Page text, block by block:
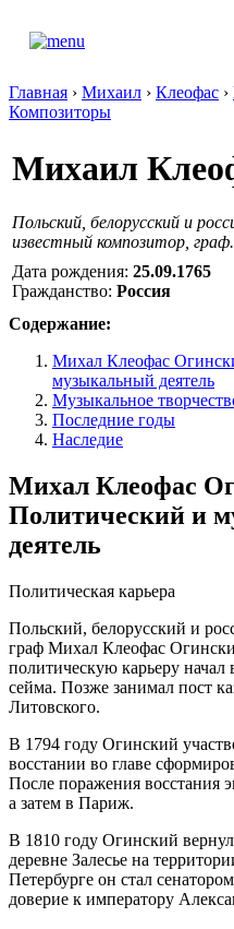
Главная › Михаил › Клеофас ›
Композиторы
Михаил
Польский, белорусский и
известный композитор, граф.
Дата рождения: 25.09.1765
Гражданство: Россия
Содержание:
Михал Клеофас
музыкальный деятель
Музыкальное
Последние годы
Наследие
Михал Клеофас
Политический и
деятель
Политическая карьера
Польский, белорусский и
граф Михал Клеофас
политическую карьеру начал
сейма. Позже занимал пост
Литовского.
В 1794 году Огинский
восстании во главе
После поражения восстания
а затем в Париж.
В 1810 году Огинский
деревне Залесье на
Петербурге он стал
доверие к императору